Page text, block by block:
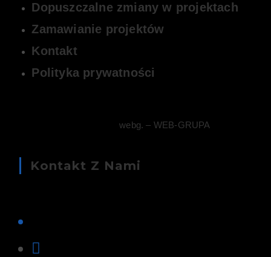
Dopuszczalne zmiany w projektach
Zamawianie projektów
Kontakt
Polityka prywatności
© Copyright –webg. – WEB-GRUPA
Kontakt Z Nami